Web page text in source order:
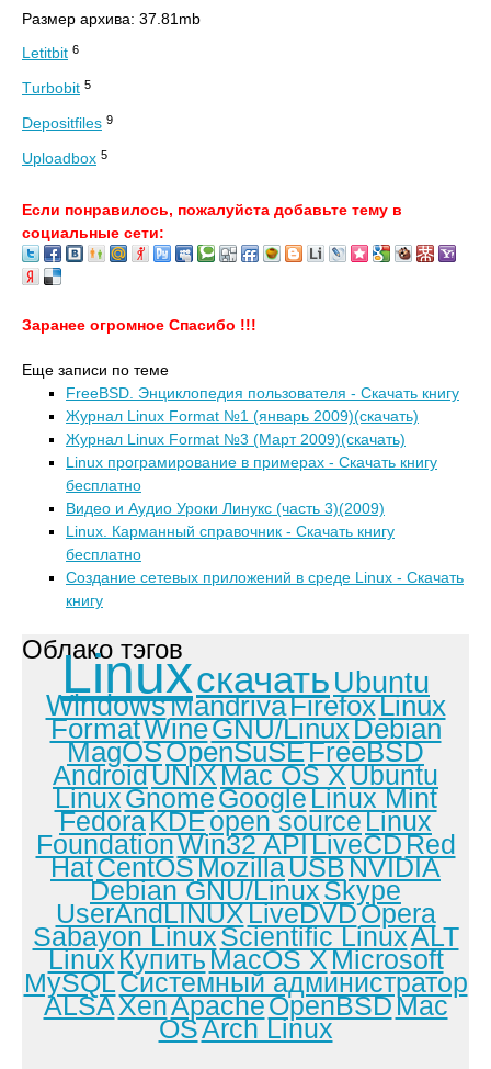
Размер архива: 37.81mb
Letitbit 6
Тurbobit 5
Depositfiles 9
Uploadbox 5
Если понравилось, пожалуйста добавьте тему в
социальные сети:
Заранее огромное Спасибо !!!
Еще записи по теме
FreeBSD. Энциклопедия пользователя - Скачать книгу
Журнал Linux Format №1 (январь 2009)(скачать)
Журнал Linux Format №3 (Март 2009)(скачать)
Linux програмирование в примерах - Скачать книгу
бесплатно
Видео и Аудио Уроки Линукс (часть 3)(2009)
Linux. Карманный справочник - Скачать книгу
бесплатно
Создание сетевых приложений в среде Linux - Скачать
книгу
Облако тэгов
Linuxскачать Ubuntu
WindowsMandrivaFirefoxLinux
FormatWineGNU/LinuxDebian
MagOSOpenSuSEFreeBSD
AndroidUNIXMac OS XUbuntu
LinuxGnomeGoogleLinux Mint
FedoraKDEopen sourceLinux
FoundationWin32 APILiveCDRed
HatCentOSMozillaUSBNVIDIA
Debian GNU/LinuxSkype
UserAndLINUXLiveDVDOpera
Sabayon LinuxScientific LinuxALT
LinuxКупитьMacOS XMicrosoft
MySQLСистемный администратор
ALSAXenApacheOpenBSDMac
OSArch Linux